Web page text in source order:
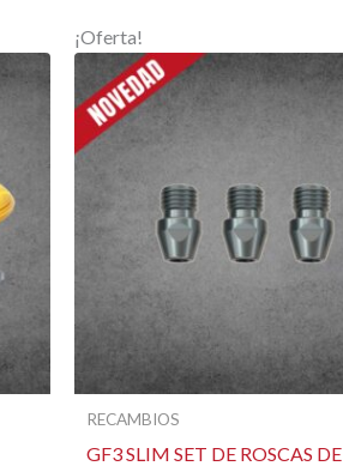
¡Oferta!
RECAMBIOS
GF3 SLIM SET DE ROSCAS DE